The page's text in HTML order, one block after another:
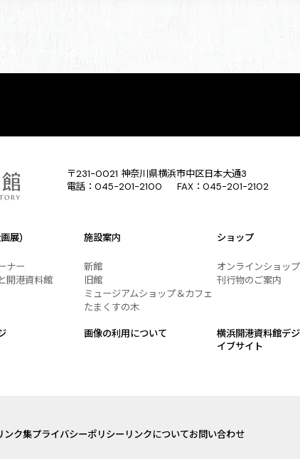
〒231-0021 神奈川県横浜市中区日本大通3
電話：045-201-2100 FAX：045-201-2102
展)
ナー
開港資料館
施設案内
新館
旧館
ミュージアムショップ＆カフェ
たまくすの木
ショップ
オンラインショップ
刊行物のご案内
画像の利用について
横浜開港資料館デ
イブサイト
ンク集プライバシーポリシー リンクについてお問い合わせ